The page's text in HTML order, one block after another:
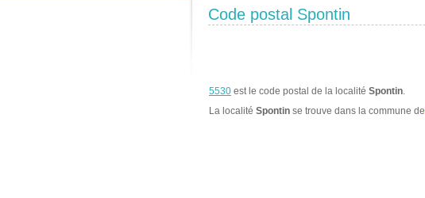
Code postal Spontin
5530 est le code postal de la localité Spontin.
La localité Spontin se trouve dans la commune de